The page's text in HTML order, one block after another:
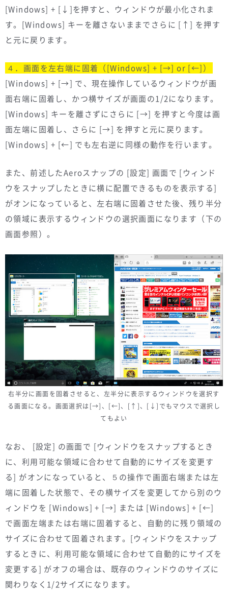
[Windows] + [↓]を押すと、ウィンドウが最小化されま
す。[Windows] キーを離さないままでさらに [↑] を押す
と元に戻ります。
４．画面を左右端に固着（[Windows] + [→] or [←]）
[Windows] + [→] で、現在操作しているウィンドウが画
面右端に固着し、かつ横サイズが画面の1/2になります。
[Windows] キーを離さずにさらに [→] を押すと今度は画
面左端に固着し、さらに [→] を押すと元に戻ります。
[Windows] + [←] でも左右逆に同様の動作を行います。
また、前述したAeroスナップの [設定] 画面で [ウィンド
ウをスナップしたときに横に配置できるものを表示する]
がオンになっていると、左右端に固着させた後、残り半分
の領域に表示するウィンドウの選択画面になります（下の
画面参照）。
右半分に画面を固着させると、左半分に表示するウィンドウを選択す
る画面になる。画面選択は[→]、[←]、[↑]、[↓]でもマウスで選択し
てもよい
なお、 [設定] の画面で [ウィンドウをスナップするとき
に、利用可能な領域に合わせて自動的にサイズを変更す
る] がオンになっていると、５の操作で画面右端または左
端に固着した状態で、その横サイズを変更してから別のウ
ィンドウを [Windows] + [→] または [Windows] + [←]
で画面左端または右端に固着すると、自動的に残り領域の
サイズに合わせて固着されます。[ウィンドウをスナップ
するときに、利用可能な領域に合わせて自動的にサイズを
変更する] がオフの場合は、既存のウィンドウのサイズに
関わりなく1/2サイズになります。